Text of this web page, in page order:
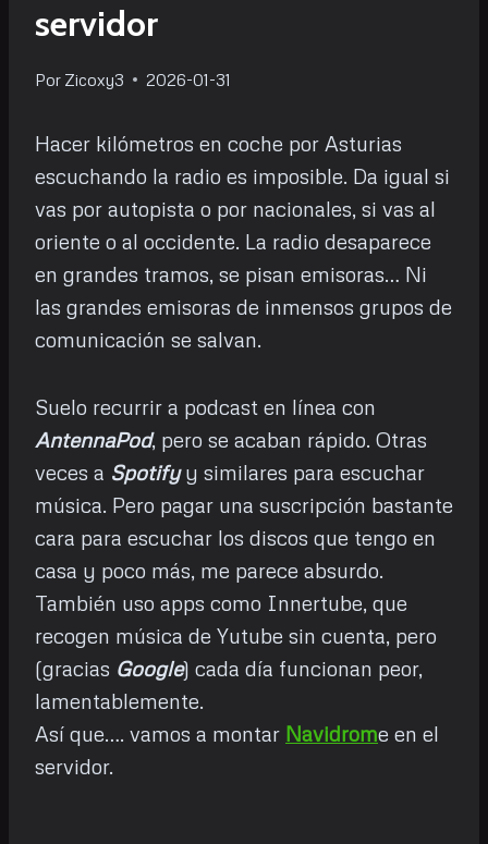
servidor
Por Zicoxy3 2026-01-31
Hacer kilómetros en coche por Asturias
escuchando la radio es imposible. Da igual si
vas por autopista o por nacionales, si vas al
oriente o al occidente. La radio desaparece
en grandes tramos, se pisan emisoras… Ni
las grandes emisoras de inmensos grupos de
comunicación se salvan.
Suelo recurrir a podcast en línea con
AntennaPod, pero se acaban rápido. Otras
veces a Spotifyy similares para escuchar
música. Pero pagar una suscripción bastante
cara para escuchar los discos que tengo en
casa y poco más, me parece absurdo.
También uso apps como Innertube, que
recogen música de Yutube sin cuenta, pero
(gracias Google) cada día funcionan peor,
lamentablemente.
Así que…. vamos a montar Navidrome en el
servidor.